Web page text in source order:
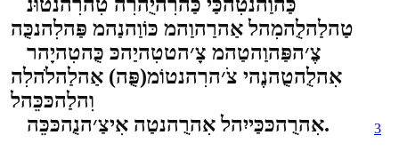
טַהלַהלֻהמִהל אַהרַהוַהמ כּוֹוַהנַהמ פַּהלִהנכֻּה
צֶ׳הפַּהוַהטַהמ צָ׳הטטִהיַהכּ כֻּהטִהיָהר
אִהלֻהטֻהנֶהי צֹ׳הרִהנטוֹמ(פֻּה) אַהלַהלֹהלִה
וִהלַהכּכֵּהל
אִהרֻהכּכַּייִהל אִהרֻהנטַה אִיצַ׳הנֻהכּכֵּה.
3